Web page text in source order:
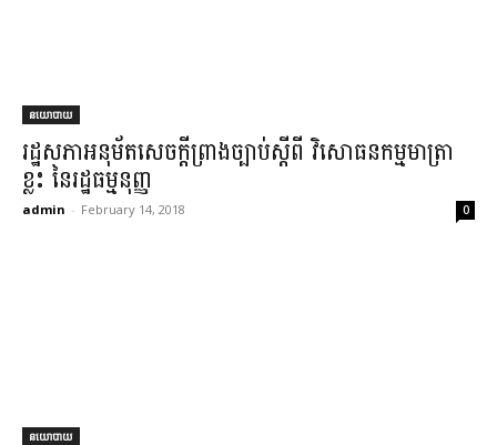
នយោបាយ
រដ្ឋសភាអនុម័តសេចក្តីព្រាងច្បាប់ស្តីពី វិសោធនកម្មមាត្រា
ខ្លះ នៃរដ្ឋធម្មនុញ្ញ
admin - February 14, 2018 0
នយោបាយ